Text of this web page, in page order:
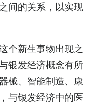
间的关系，以实现
个新生事物出现之
银发经济概念有所
械、智能制造、康
与银发经济中的医